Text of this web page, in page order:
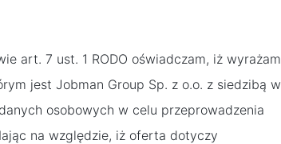
art. 7 ust. 1 RODO oświadczam, iż wyrażam
jest Jobman Group Sp. z o.o. z siedzibą w
osobowych w celu przeprowadzenia
na względzie, iż oferta dotyczy